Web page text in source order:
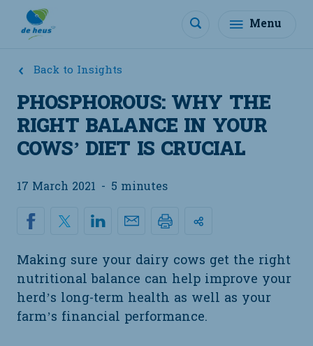
Menu
Back to Insights
PHOSPHOROUS: WHY THE
RIGHT BALANCE IN YOUR
COWS’ DIET IS CRUCIAL
17 March 2021 - 5 minutes
Making sure your dairy cows get the right
nutritional balance can help improve your
herd’s long-term health as well as your
farm’s financial performance.